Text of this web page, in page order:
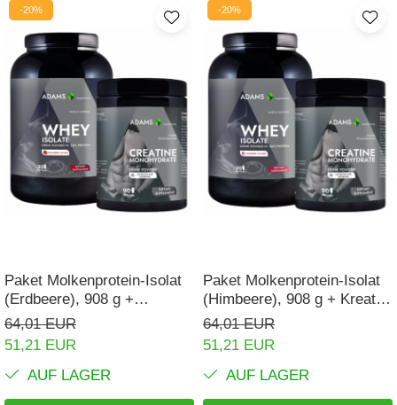
-20%
Paket Molkenprotein-Isolat
(Erdbeere), 908 g +
Kreatinmonohydrat
64,01 EUR
51,21 EUR
AUF LAGER
-20%
Paket Molkenprotein-Isolat
(Himbeere), 908 g + Kreatin-
Monohydrat
64,01 EUR
51,21 EUR
AUF LAGER